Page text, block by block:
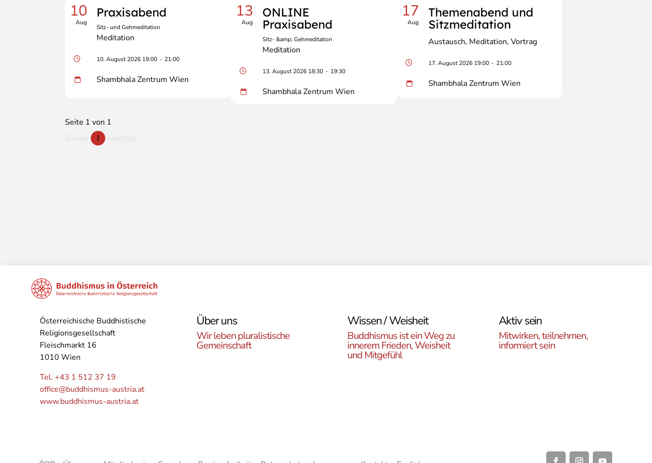
10
Aug
Praxisabend
Sitz- und Gehmeditation
Meditation
10. August 2026 19:00 - 21:00
Shambhala Zentrum Wien
13
Aug
ONLINE
Praxisabend
Sitz- &amp; Gehmeditation
Meditation
13. August 2026 18:30 - 19:30
Shambhala Zentrum Wien
17
Aug
Themenabend und
Sitzmeditation
Austausch Meditation Vortrag
17. August 2026 19:00 - 21:00
Shambhala Zentrum Wien
Seite 1 von 1
1
Österreichische Buddhistische
Religionsgesellschaft
Fleischmarkt 16
1010 Wien
Tel. +43 1 512 37 19
office@buddhismus-austria.at
www.buddhismus-austria.at
Über uns
Wir leben pluralistische
Gemeinschaft
Wissen / Weisheit
Buddhismus ist ein Weg zu
innerem Frieden, Weisheit
und Mitgefühl
Aktiv sein
Mitwirken, teilnehmen,
informiert sein